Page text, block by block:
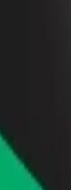
ou un
clients et
nos services et
Télécharger